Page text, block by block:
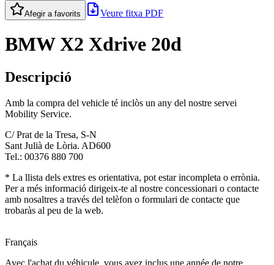
Afegir a favorits Veure fitxa PDF
BMW X2 Xdrive 20d
Descripció
Amb la compra del vehicle té inclòs un any del nostre servei
Mobility Service.
C/ Prat de la Tresa, S-N
Sant Julià de Lòria. AD600
Tel.: 00376 880 700
* La llista dels extres es orientativa, pot estar incompleta o errònia.
Per a més informació dirigeix-te al nostre concessionari o contacte
amb nosaltres a través del telèfon o formulari de contacte que
trobaràs al peu de la web.
Français
Avec l'achat du véhicule, vous avez inclus une année de notre